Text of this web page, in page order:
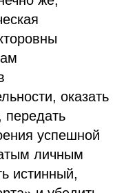
оказать
передать
успешной
личным
истинный,